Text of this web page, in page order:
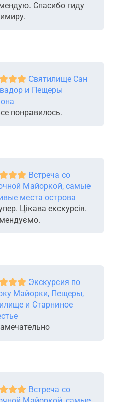
Спасибо гиду
Святилище Сан
и Пещеры
понравилось.
Встреча со
Майоркой, самые
места острова
Цікава екскурсія.
Экскурсия по
Майорки, Пещеры,
и Старниное
Встреча со